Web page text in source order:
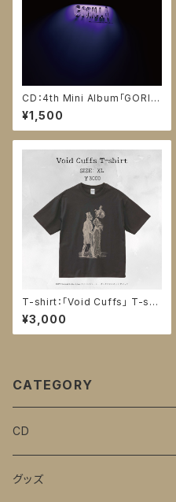
CD：4th Mini Album「GORIL
LA」
¥1,500
T-shirt：「Void Cuffs」 T-shi
rt
¥3,000
CATEGORY
CD
グッズ